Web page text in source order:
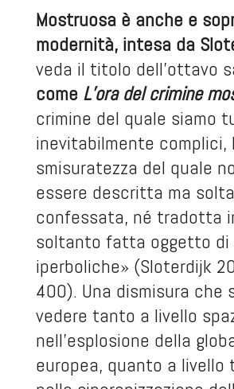
Mostruosa è anche e
modernità, intesa da
veda il titolo dell’ottavo
come L’ora del crimine
crimine del quale siamo
inevitabilmente complici,
smisuratezza del quale
essere descritta ma
confessata, né tradotta
soltanto fatta oggetto di
iperboliche» (Sloterdijk
400). Una dismisura che
vedere tanto a livello
nell’esplosione della
europea, quanto a livello